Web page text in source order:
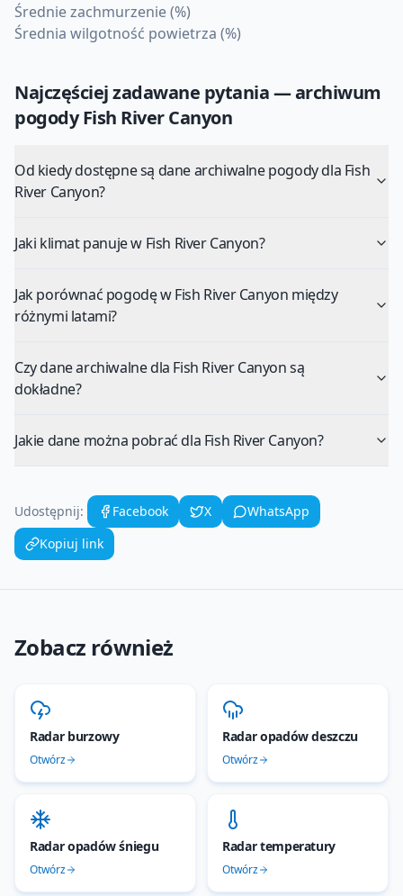
Średnie zachmurzenie (%)
Średnia wilgotność powietrza (%)
Najczęściej zadawane pytania — archiwum
pogodyFish River Canyon
Od kiedy dostępne są dane archiwalne pogody dla Fish
River Canyon?
Jaki klimat panuje w Fish River Canyon?
Jak porównać pogodę w Fish River Canyon między
różnymi latami?
Czy dane archiwalne dla Fish River Canyon są
dokładne?
Jakie dane można pobrać dla Fish River Canyon?
Udostępnij: Facebook X
WhatsApp
Kopiuj link
Zobacz również
Radar burzowy
Otwórz
Radar opadów deszczu
Otwórz
Radar opadów śniegu
Otwórz
Radar temperatury
Otwórz